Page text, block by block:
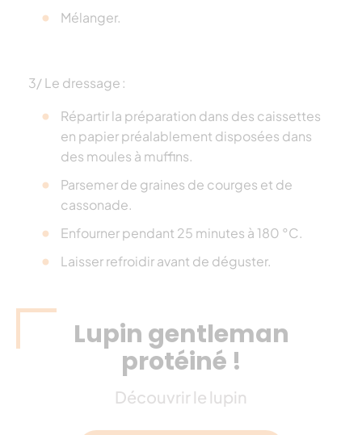
Mélanger.
3/ Le dressage :
Répartir la préparation dans des caissettes
en papier préalablement disposées dans
des moules à muffins.
Parsemer de graines de courges et de
cassonade.
Enfourner pendant 25 minutes à 180 °C.
Laisser refroidir avant de déguster.
Lupin gentleman
protéiné !
Découvrir le lupin